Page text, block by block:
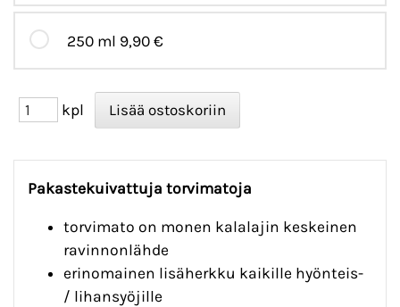
250 ml 9,90 €
kpl
Pakastekuivattuja torvimatoja
torvimato on monen kalalajin keskeinen
ravinnonlähde
erinomainen lisäherkku kaikille hyönteis-
/ lihansyöjille